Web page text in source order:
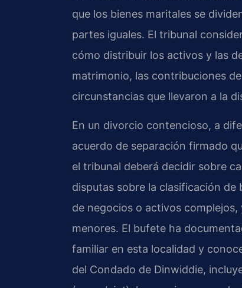
que los bienes maritales se
partes iguales. El tribunal
cómo distribuir los activos y las
matrimonio, las contribuciones
circunstancias que llevaron a la
En un divorcio contencioso, a
acuerdo de separación firmado
el tribunal deberá decidir sobre
disputas sobre la clasificación de
de negocios o activos
menores. El bufete ha
familiar en esta localidad y
del Condado de Dinwiddie,